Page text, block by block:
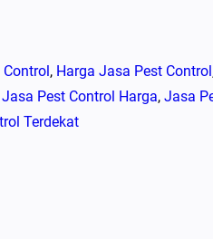
, Harga Jasa Pest Control
Jasa Pest Control Harga, Jasa
Terdekat